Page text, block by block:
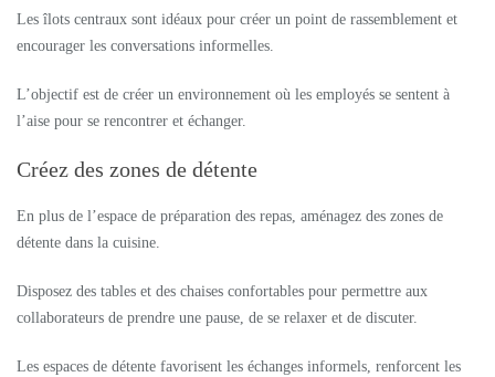
Les îlots centraux sont idéaux pour créer un point de rassemblement et
encourager les conversations informelles.
L’objectif est de créer un environnement où les employés se sentent à
l’aise pour se rencontrer et échanger.
Créez des zones de détente
En plus de l’espace de préparation des repas, aménagez des zones de
détente dans la cuisine.
Disposez des tables et des chaises confortables pour permettre aux
collaborateurs de prendre une pause, de se relaxer et de discuter.
Les espaces de détente favorisent les échanges informels, renforcent les